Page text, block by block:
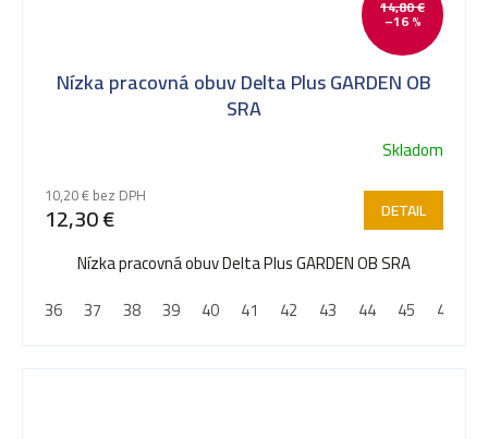
14,80 €
–16 %
Nízka pracovná obuv Delta Plus GARDEN OB
SRA
hodnotenie
produktu
je
5
Skladom
10,20 € bez DPH
12,30 € DETAIL
Nízka pracovná obuv Delta Plus GARDEN OB SRA
36
37 38 39 40 41 42 43 44 45 46